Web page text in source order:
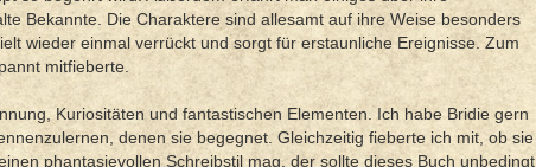
Bekannte. Die Charaktere sind allesamt auf ihre Weise besonders
wieder einmal verrückt und sorgt für erstaunliche Ereignisse. Zum
mitfieberte.
Kuriositäten und fantastischen Elementen. Ich habe Bridie gern
denen sie begegnet. Gleichzeitig fieberte ich mit, ob sie
phantasievollen Schreibstil mag, der sollte dieses Buch unbedingt